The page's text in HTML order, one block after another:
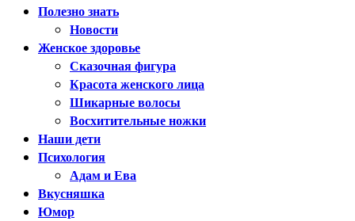
Полезно знать
Новости
Женское здоровье
Сказочная фигура
Красота женского лица
Шикарные волосы
Восхитительные ножки
Наши дети
Психология
Адам и Ева
Вкусняшка
Юмор